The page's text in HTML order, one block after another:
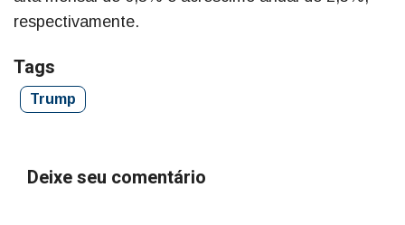
respectivamente.
Tags
Trump
Deixe seu comentário